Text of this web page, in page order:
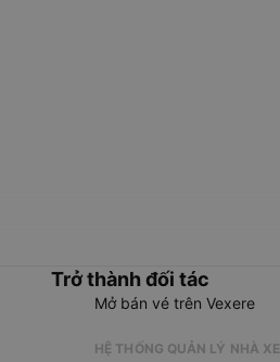
Trở thành đối tác
Mở bán vé trên Vexere
HỆ THỐNG QUẢN LÝ NHÀ XE